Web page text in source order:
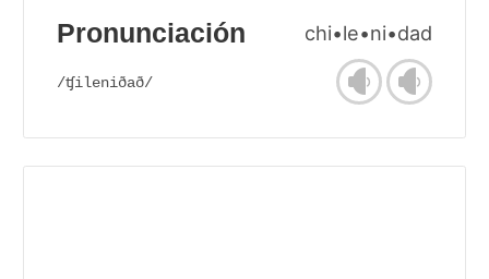
Pronunciación chi•le•ni•dad
/ʧileniðað/